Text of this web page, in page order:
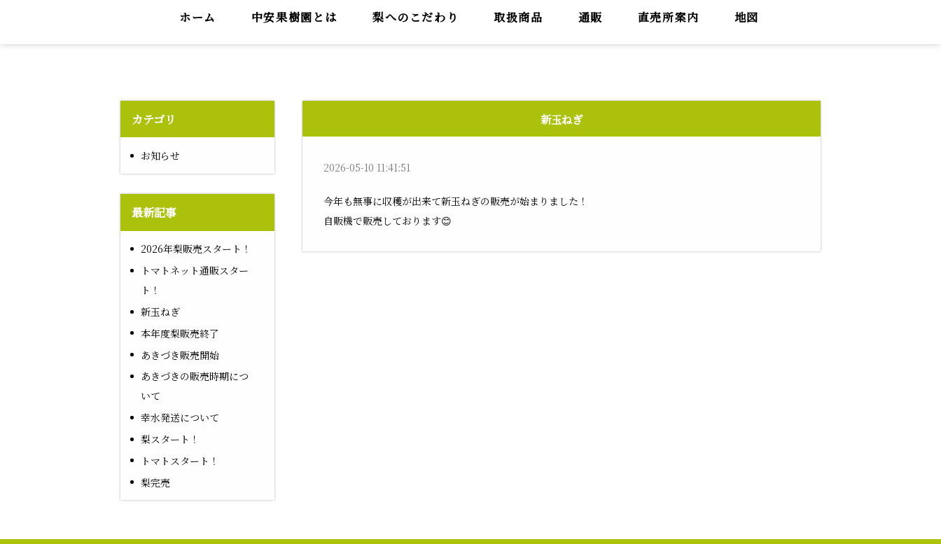
ホーム 中安果樹園とは 梨へのこだわり 取扱商品 通販 直売所案内 地図
カテゴリ
お知らせ
最新記事
2026年梨販売スタート！
トマトネット通販スター
ト！
新玉ねぎ
本年度梨販売終了
あきづき販売開始
あきづきの販売時期につ
いて
幸水発送について
梨スタート！
トマトスタート！
梨完売
新玉ねぎ
2026-05-10 11:41:51
今年も無事に収穫が出来て新玉ねぎの販売が始まりました！
自販機で販売しております😊